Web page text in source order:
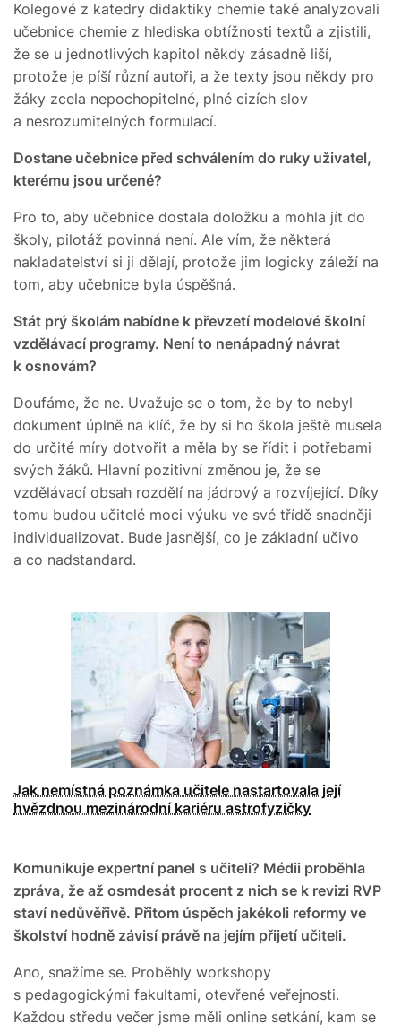
Kolegové z katedry didaktiky chemie také analyzovali
učebnice chemie z hlediska obtížnosti textů a zjistili,
že se u jednotlivých kapitol někdy zásadně liší,
protože je píší různí autoři, a že texty jsou někdy pro
žáky zcela nepochopitelné, plné cizích slov
a nesrozumitelných formulací.
Dostane učebnice před schválením do ruky uživatel,
kterému jsou určené?
Pro to, aby učebnice dostala doložku a mohla jít do
školy, pilotáž povinná není. Ale vím, že některá
nakladatelství si ji dělají, protože jim logicky záleží na
tom, aby učebnice byla úspěšná.
Stát prý školám nabídne k převzetí modelové školní
vzdělávací programy. Není to nenápadný návrat
k osnovám?
Doufáme, že ne. Uvažuje se o tom, že by to nebyl
dokument úplně na klíč, že by si ho škola ještě musela
do určité míry dotvořit a měla by se řídit i potřebami
svých žáků. Hlavní pozitivní změnou je, že se
vzdělávací obsah rozdělí na jádrový a rozvíjející. Díky
tomu budou učitelé moci výuku ve své třídě snadněji
individualizovat. Bude jasnější, co je základní učivo
a co nadstandard.
Jak nemístná poznámka učitele nastartovala její
hvězdnou mezinárodní kariéru astrofyzičky
Komunikuje expertní panel s učiteli? Médii proběhla
zpráva, že až osmdesát procent z nich se k revizi RVP
staví nedůvěřivě. Přitom úspěch jakékoli reformy ve
školství hodně závisí právě na jejím přijetí učiteli.
Ano, snažíme se. Proběhly workshopy
s pedagogickými fakultami, otevřené veřejnosti.
Každou středu večer jsme měli online setkání, kam se